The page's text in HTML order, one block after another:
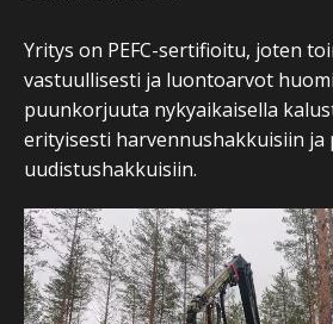
Yritys on PEFC-sertifioitu, joten
vastuullisesti ja luontoarvot
puunkorjuuta nykyaikaisella
erityisesti harvennushakkuisiin
uudistushakkuisiin.